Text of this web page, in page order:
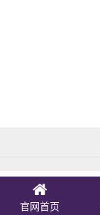
官网首页